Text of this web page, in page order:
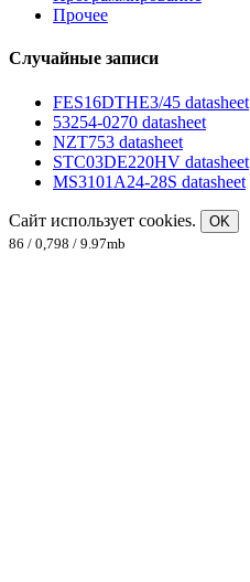
Прочее
Случайные записи
FES16DTHE3/45 datasheet
53254-0270 datasheet
NZT753 datasheet
STC03DE220HV datasheet
MS3101A24-28S datasheet
Сайт использует cookies.
OK
86 / 0,798 / 9.97mb